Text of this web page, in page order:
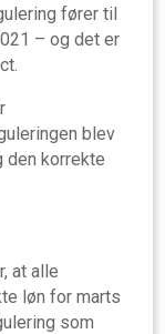
fører til
– og det er
blev
den korrekte
at alle
løn for marts
som